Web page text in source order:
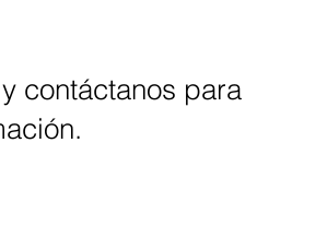
contáctanos para